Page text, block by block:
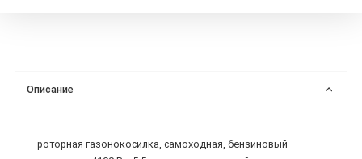
Описание
роторная газонокосилка, самоходная, бензиновый